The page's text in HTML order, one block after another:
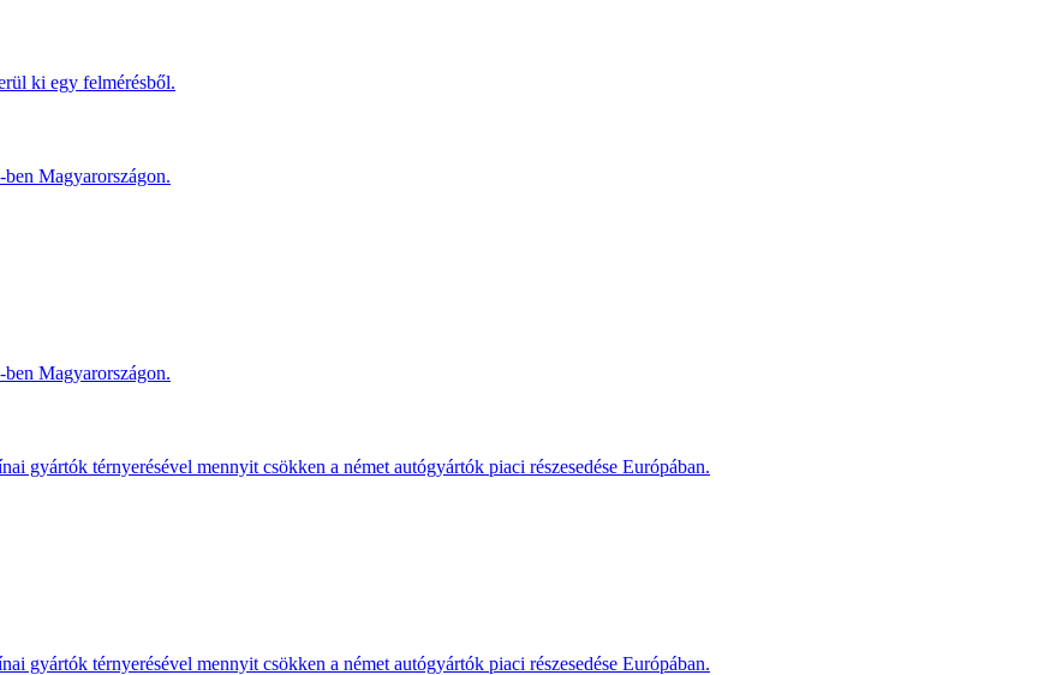
ki egy felmérésből.
Magyarországon.
Magyarországon.
gyártók térnyerésével mennyit csökken a német autógyártók piaci részesedése Európában.
gyártók térnyerésével mennyit csökken a német autógyártók piaci részesedése Európában.